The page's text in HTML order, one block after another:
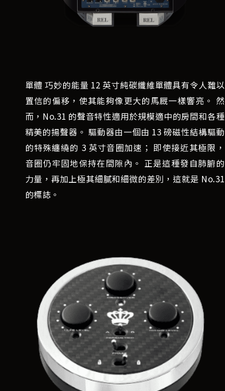
單體 巧妙的能量 12 英寸純碳纖維單體具有令人難以
置信的偏移，使其能夠像更大的馬厩一樣響亮。 然
而，No.31 的聲音特性適用於規模適中的房間和各種
精美的揚聲器。 驅動器由一個由 13 磅磁性結構驅動
的特殊纏繞的 3 英寸音圈加速； 即使接近其極限，
音圈仍牢固地保持在間隙內。 正是這種發自肺腑的
力量，再加上極其細膩和細微的差別，這就是 No.31
的標誌。